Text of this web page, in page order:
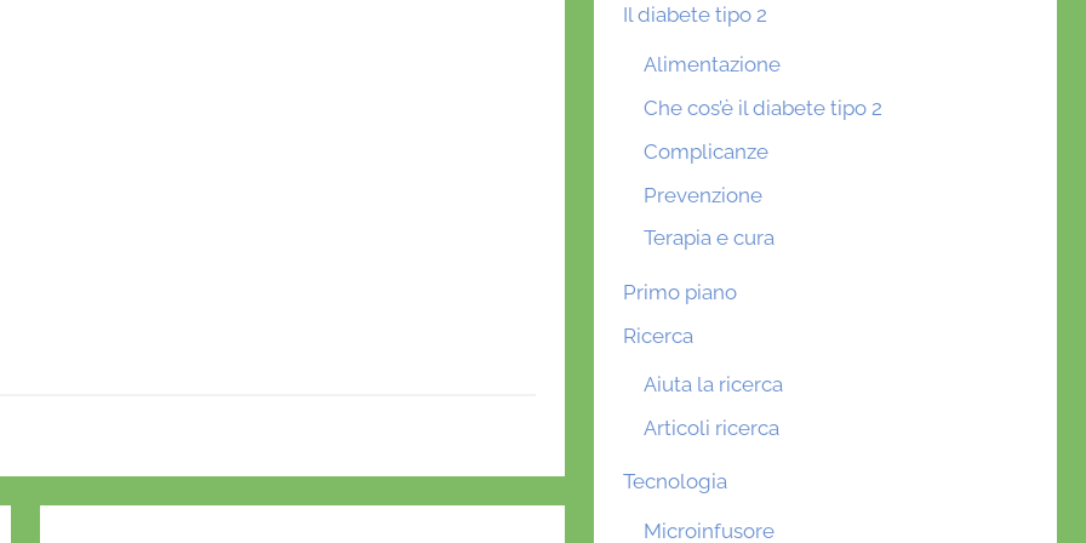
Il diabete tipo 2
Alimentazione
Che cos’è il diabete tipo 2
Complicanze
Prevenzione
Terapia e cura
Primo piano
Ricerca
Aiuta la ricerca
Articoli ricerca
Tecnologia
Microinfusore